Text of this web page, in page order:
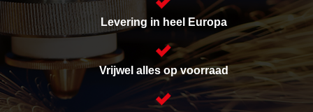
Levering in heel Europa
Vrijwel alles op voorraad